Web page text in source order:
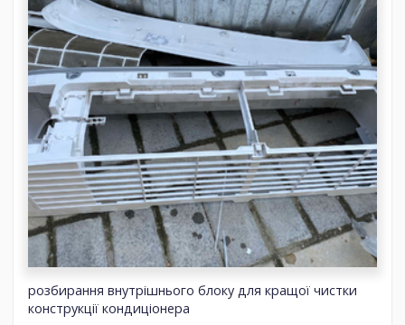
розбирання внутрішнього блоку для кращої чистки
конструкції кондиціонера